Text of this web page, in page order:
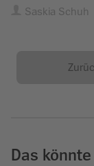
Saskia Schuh
Das